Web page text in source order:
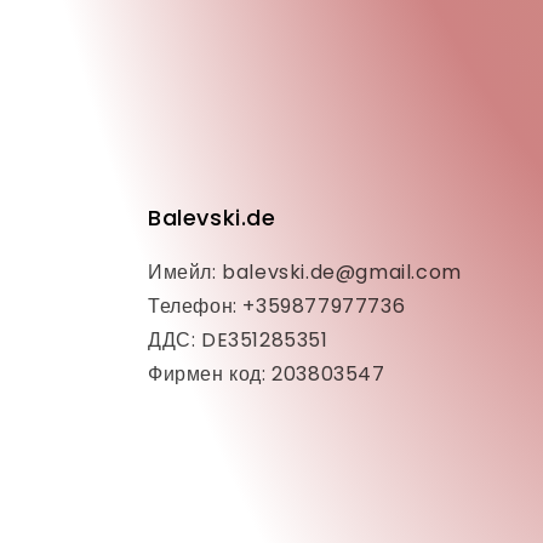
Balevski.de
Имейл: balevski.de@gmail.com
Телефон: +359877977736
ДДС: DE351285351
Фирмен код: 203803547